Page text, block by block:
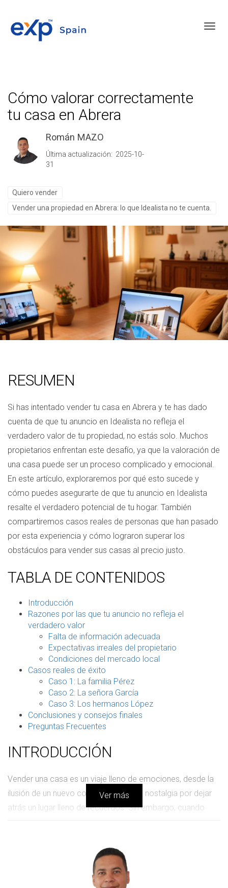
Cómo valorar correctamente
tu casa en Abrera
Román MAZO
Última actualización: 2025-10-
31
Quiero vender
Vender una propiedad en Abrera: lo que Idealista no te cuenta.
RESUMEN
Si has intentado vender tu casa en Abrera y te has dado
cuenta de que tu anuncio en Idealista no refleja el
verdadero valor de tu propiedad, no estás solo. Muchos
propietarios enfrentan este desafío, ya que la valoración de
una casa puede ser un proceso complicado y emocional.
En este artículo, exploraremos por qué esto sucede y
cómo puedes asegurarte de que tu anuncio en Idealista
resalte el verdadero potencial de tu hogar. También
compartiremos casos reales de personas que han pasado
por esta experiencia y cómo lograron superar los
obstáculos para vender sus casas al precio justo.
TABLA DE CONTENIDOS
Introducción
Razones por las que tu anuncio no refleja el
verdadero valor
Falta de información adecuada
Expectativas irreales del propietario
Condiciones del mercado local
Casos reales de éxito
Caso 1: La familia Pérez
Caso 2: La señora García
Caso 3: Los hermanos López
Conclusiones y consejos finales
Preguntas Frecuentes
INTRODUCCIÓN
Vender una casa es un viaje lleno de emociones, desde la
ilusión de un nuevo comienzo hasta la nostalgia por dejar
atrás un lugar lleno de recuerdos. Sin embargo, cuando
Idealista no refleja el verdadero valor de tu hogar. Esto
puede ser desalentador, especialmente si has puesto tanto
esfuerzo en mantener y mejorar tu propiedad. En este
Ver más